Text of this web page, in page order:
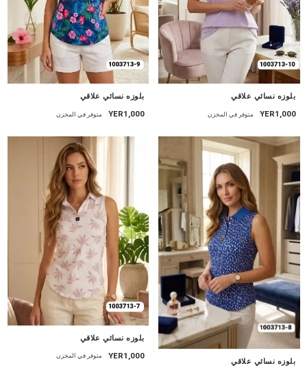
بلوزه نسائي علاقي
YER1,000 متوفر في المخزن
جديد
بلوزه نسائي علاقي
YER1,000 متوفر في المخزن
جديد
بلوزه نسائي علاقي
بلوزه نسائي علاقي
YER1,000 متوفر في المخزن